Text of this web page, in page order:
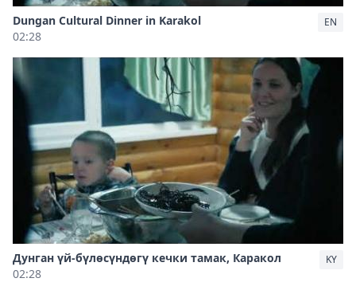
Dungan Cultural Dinner in Karakol
02:28
EN
Дунган үй-бүлөсүндөгү кечки тамак, Каракол
02:28
KY